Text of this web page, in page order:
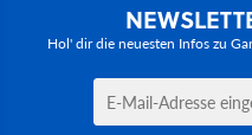
Hol' dir die neuesten Infos zu